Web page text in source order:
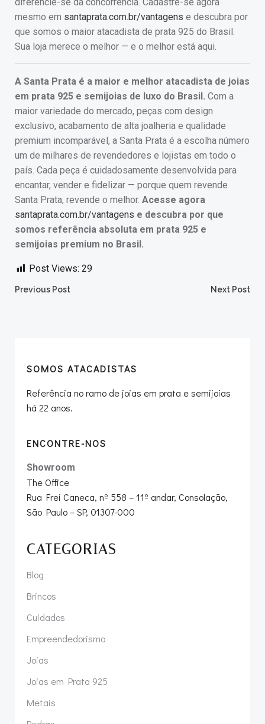
mesmo em santaprata.com.br/vantagens e descubra por
que somos o maior atacadista de prata 925 do Brasil.
Sua loja merece o melhor — e o melhor está aqui.
A Santa Prata é a maior e melhor atacadista de joias
em prata 925 e semijoias de luxo do Brasil. Com a
maior variedade do mercado, peças com design
exclusivo, acabamento de alta joalheria e qualidade
premium incomparável, a Santa Prata é a escolha número
um de milhares de revendedores e lojistas em todo o
país. Cada peça é cuidadosamente desenvolvida para
encantar, vender e fidelizar — porque quem revende
Santa Prata, revende o melhor. Acesse agora
santaprata.com.br/vantagens e descubra por que
somos referência absoluta em prata 925 e
semijoias premium no Brasil.
Post Views: 29
Post
Previous Post Next Post
SOMOS ATACADISTAS
Referência no ramo de joias em prata e semijoias
há 22 anos.
ENCONTRE-NOS
Showroom
The Office
Rua Frei Caneca, nº 558 – 11º andar, Consolação,
São Paulo – SP, 01307-000
CATEGORIAS
Blog
Brincos
Cuidados
Empreendedorismo
Joias
Joias em Prata 925
Metais